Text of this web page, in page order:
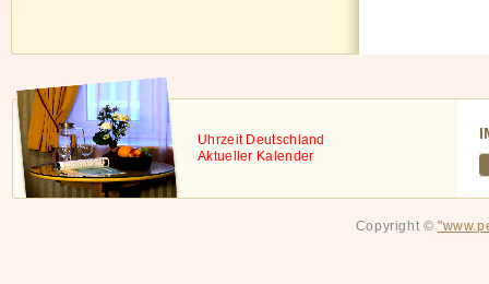
Uhrzeit Deutschland
Aktueller Kalender
Copyright ©